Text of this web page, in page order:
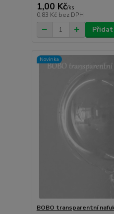
1,00 Kč/ks
0,83 Kč bez DPH
Novinka
BOBO transparentní